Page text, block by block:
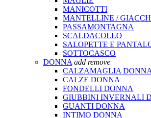
MANICOTTI
MANTELLINE /
PASSAMONTAGNA
SCALDACOLLO
SALOPETTE E
SOTTOCASCO
DONNA add remove
CALZAMAGLIA DONNA
CALZE DONNA
FONDELLI DONNA
GIUBBINI INVERNALI
GUANTI DONNA
INTIMO DONNA